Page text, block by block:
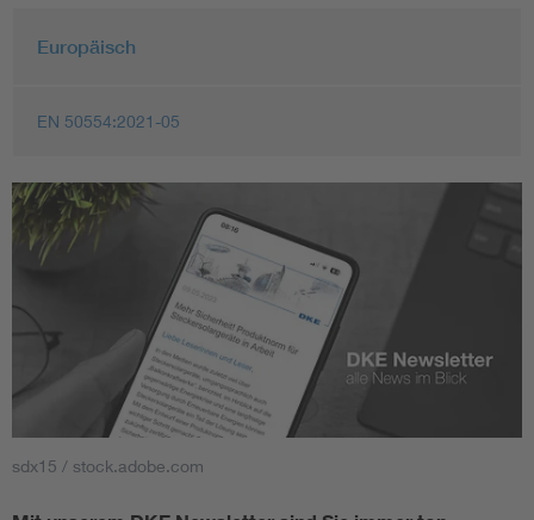
Europäisch
EN 50554:2021-05
sdx15 / stock.adobe.com